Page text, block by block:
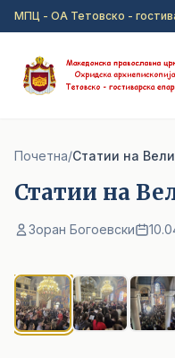
Прејди на главна
МПЦ - ОА Тетовско -
Почетна/Статии на
Статии на
Зоран Богоевски